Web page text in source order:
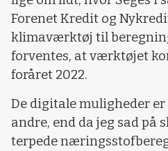
Forenet Kredit og
klimaværktøj til
forventes, at værktøjet
foråret 2022.
De digitale muligheder
andre, end da jeg sad på
terpede